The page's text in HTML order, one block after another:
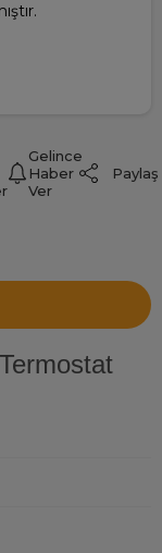
Gelince
Haber
Ver
Paylaş